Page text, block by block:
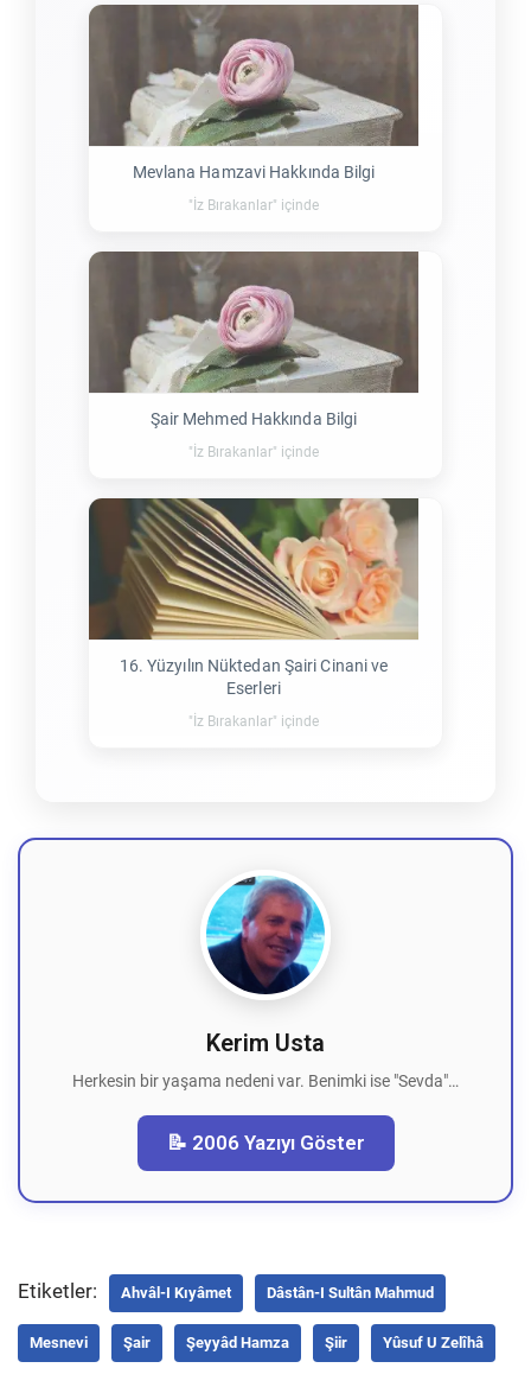
Mevlana Hamzavi Hakkında Bilgi
"İz Bırakanlar" içinde
Şair Mehmed Hakkında Bilgi
"İz Bırakanlar" içinde
16. Yüzyılın Nüktedan Şairi Cinani ve
Eserleri
"İz Bırakanlar" içinde
Kerim Usta
Herkesin bir yaşama nedeni var. Benimki ise "Sevda"…
📝 2006 Yazıyı Göster
Etiketler: Ahvâl-I Kıyâmet Dâstân-I Sultân Mahmud
Mesnevi Şair Şeyyâd Hamza Şiir Yûsuf U Zelîhâ